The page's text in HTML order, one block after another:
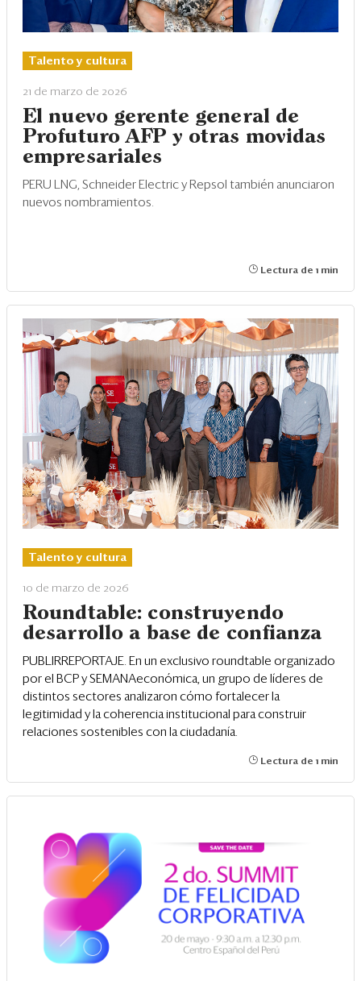
Talento y cultura
21 de marzo de 2026
El nuevo gerente general de
Profuturo AFP y otras movidas
empresariales
PERU LNG, Schneider Electric y Repsol también anunciaron
nuevos nombramientos.
Lectura de 1 min
Talento y cultura
10 de marzo de 2026
Roundtable: construyendo
desarrollo a base de confianza
PUBLIRREPORTAJE. En un exclusivo roundtable organizado
por el BCP y SEMANAeconómica, un grupo de líderes de
distintos sectores analizaron cómo fortalecer la
legitimidad y la coherencia institucional para construir
relaciones sostenibles con la ciudadanía.
Lectura de 1 min